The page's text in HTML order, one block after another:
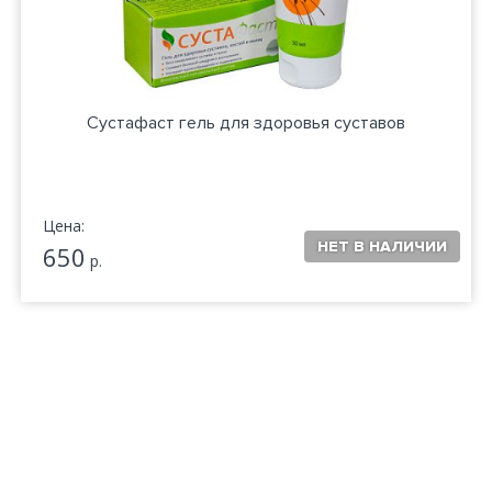
Сустафаст гель для здоровья суставов
Цена:
650 р.